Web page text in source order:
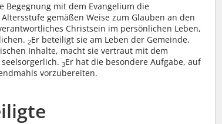
mit dem Evangelium die
gemäßen Weise zum Glauben an den
Christsein im persönlichen Leben,
2Er beteiligt sie am Leben der Gemeinde,
Inhalte, macht sie vertraut mit dem
seelsorgerlich.3Er hat die besondere Aufgabe, auf
vorzubereiten.